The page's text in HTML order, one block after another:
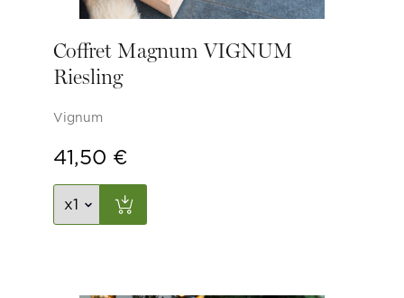
Coffret Magnum VIGNUM
Riesling
Vignum
41,50 €